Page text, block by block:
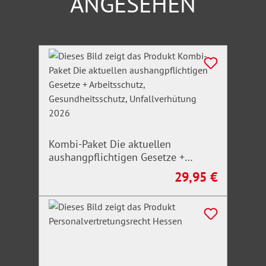
Produktgalerie überspringen
Kombi-Paket Die aktuellen
aushangpflichtigen Gesetze +
Arbeitsschutz, Gesundheitsschutz,
Regulärer Preis:
29,95 €